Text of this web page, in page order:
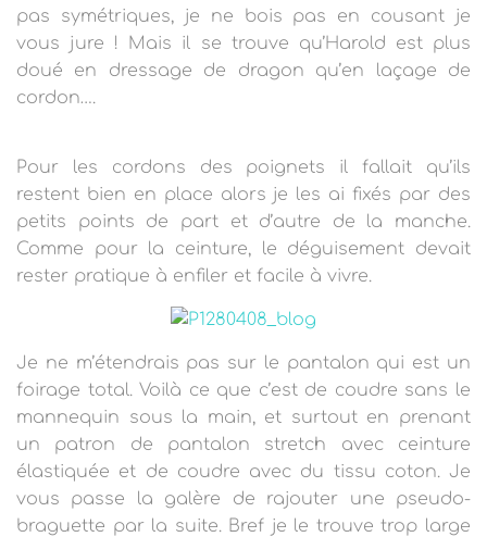
pas symétriques, je ne bois pas en cousant je
vous jure ! Mais il se trouve qu’Harold est plus
doué en dressage de dragon qu’en laçage de
cordon….
Pour les cordons des poignets il fallait qu’ils
restent bien en place alors je les ai fixés par des
petits points de part et d’autre de la manche.
Comme pour la ceinture, le déguisement devait
rester pratique à enfiler et facile à vivre.
Je ne m’étendrais pas sur le pantalon qui est un
foirage total.Voilà ce que c’est de coudre sans le
mannequin sous la main, et surtout en prenant
un patron de pantalon stretch avec ceinture
élastiquée et de coudre avec du tissu coton. Je
vous passe la galère de rajouter une pseudo-
braguette par la suite. Bref je le trouve trop large